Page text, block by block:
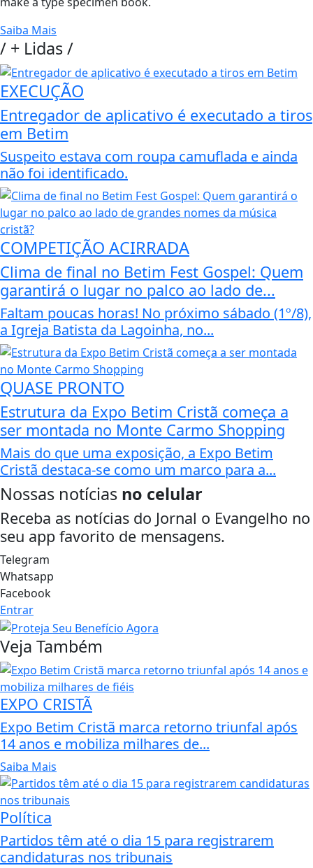
Saiba Mais
/ + Lidas/
EXECUÇÃO
Entregador de aplicativo é executado a tiros
em Betim
Suspeito estava com roupa camuflada e ainda
não foi identificado.
COMPETIÇÃO ACIRRADA
Clima de final no Betim Fest Gospel: Quem
garantirá o lugar no palco ao lado de...
Faltam poucas horas! No próximo sábado (1º/8),
a Igreja Batista da Lagoinha, no...
QUASE PRONTO
Estrutura da Expo Betim Cristã começa a
ser montada no Monte Carmo Shopping
Mais do que uma exposição, a Expo Betim
Cristã destaca-se como um marco para a...
Nossas notícias no celular
Receba as notícias do Jornal o Evangelho no
seu app favorito de mensagens.
Telegram
Whatsapp
Facebook
Entrar
Veja Também
EXPO CRISTÃ
Expo Betim Cristã marca retorno triunfal após
14 anos e mobiliza milhares de...
Saiba Mais
Política
Partidos têm até o dia 15 para registrarem
candidaturas nos tribunais